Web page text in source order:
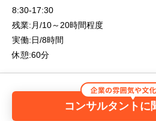
8:30-17:30
残業:月/10～20時間程度
実働:日/8時間
休憩:60分
コンサルタントに